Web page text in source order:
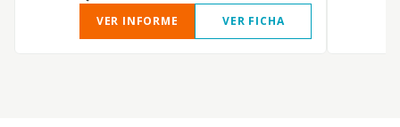
VER INFORME
VER FICHA